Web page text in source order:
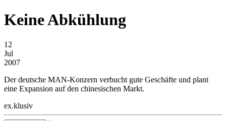
Keine Abkühlung
12
Jul
2007
Der deutsche MAN-Konzern verbucht gute Geschäfte und plant
eine Expansion auf den chinesischen Markt.
ex.klusiv